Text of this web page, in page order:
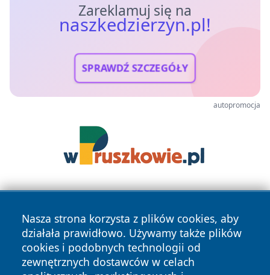
Zareklamuj się na
naszkedzierzyn.pl!
SPRAWDŹ SZCZEGÓŁY
autopromocja
Nasza strona korzysta z plików cookies, aby
działała prawidłowo. Używamy także plików
cookies i podobnych technologii od
zewnętrznych dostawców w celach
Copyright © 2026 naszkedzierzyn.pl Wszystkie prawa